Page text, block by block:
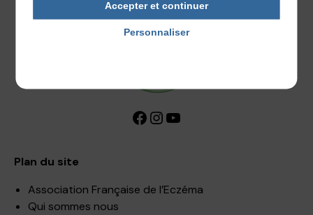
Facebook InstagramYouTube
Plan du site
Association Française de l’Eczéma
Qui sommes nous
Accepter et continuer
Personnaliser